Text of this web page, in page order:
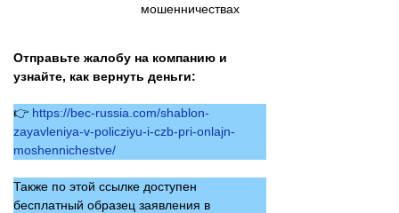
мошенничествах
Отправьте жалобу на компанию и
узнайте, как вернуть деньги:
👉 https://bec-russia.com/shablon-
zayavleniya-v-policziyu-i-czb-pri-onlajn-
moshennichestve/
Также по этой ссылке доступен
бесплатный образец заявления в